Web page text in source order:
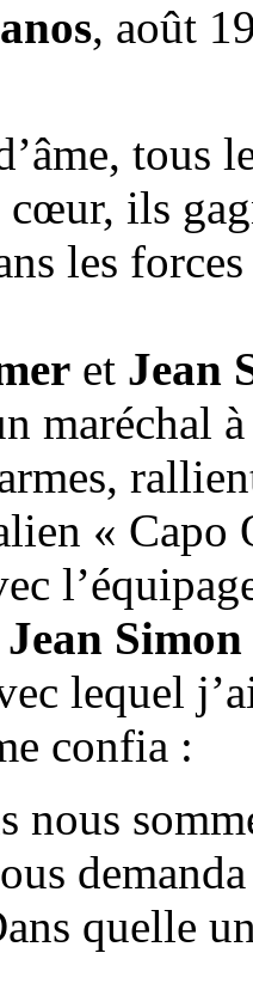
, août
tous
ils
les
et Jean
maréchal
« Capo
Simon
lequel
confia :
nous
quelle